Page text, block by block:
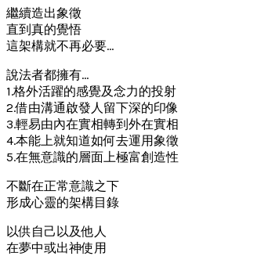
繼續造出象徵
直到真的覺悟
這架構就不再必要…
說法者都擁有…
1.格外活躍的感覺及念力的投射
2.借由溝通啟發人留下深的印像
3.輕易由內在實相轉到外在實相
4.本能上就知道如何去運用象徵
5.在無意識的層面上極富創造性
不斷在正常意識之下
形成心靈的架構目錄
以供自己以及他人
在夢中或出神使用